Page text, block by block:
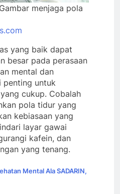
menjaga pola
yang baik dapat
besar pada perasaan
mental dan
penting untuk
cukup. Cobalah
pola tidur yang
kebiasaan yang
layar gawai
kafein, dan
yang tenang.
Mental Ala SADARIN,